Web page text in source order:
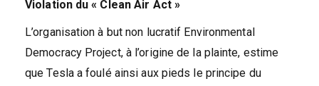
Violation du « Clean Air Act »
L’organisation à but non lucratif Environmental
Democracy Project, à l’origine de la plainte, estime
que Tesla a foulé ainsi aux pieds le principe du